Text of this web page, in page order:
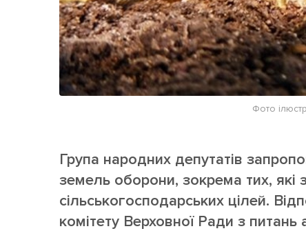
Фото
Група народних депутатів
земель оборони, зокрема тих,
сільськогосподарських цілей.
комітету Верховної Ради з питань